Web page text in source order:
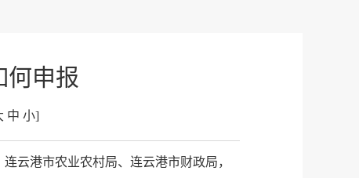
何申报
中 小]
云港市农业农村局、连云港市财政局，